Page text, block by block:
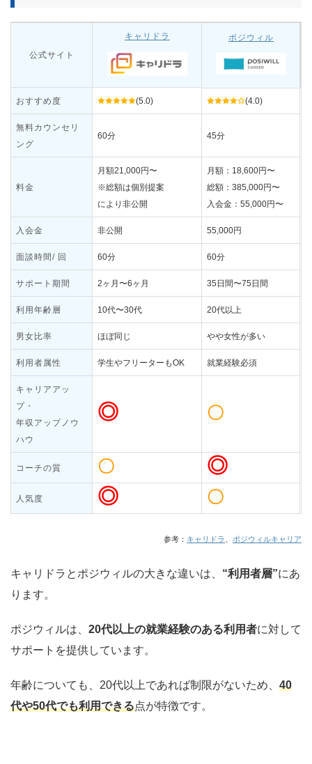
公式サイト
キャリドラ ポジウィル
おすすめ度 (5.0) (4.0)
無料カウンセリ
ング
60分 45分
料金
月額21,000円〜
※総額は個別提案
により非公開
月額：18,600円〜
総額：385,000円〜
入会金：55,000円〜
入会金 非公開 55,000円
面談時間/ 回 60分 60分
サポート期間 2ヶ月〜6ヶ月 35日間〜75日間
利用年齢層 10代〜30代 20代以上
男女比率 ほぼ同じ やや女性が多い
利用者属性 学生やフリーターもOK 就業経験必須
キャリアアッ
プ・
年収アップノウ
ハウ
◎ 〇
コーチの質 〇 ◎
人気度 ◎ 〇
参考： キャリドラ ポジウィルキャリア
キャリドラとポジウィルの大きな違いは、 “利用者層”にあ
ります。
ポジウィルは、 20代以上の就業経験のある利用者に対して
サポートを提供しています。
年齢についても、20代以上であれば制限がないため、 40
代や50代でも利用できる点が特徴です。